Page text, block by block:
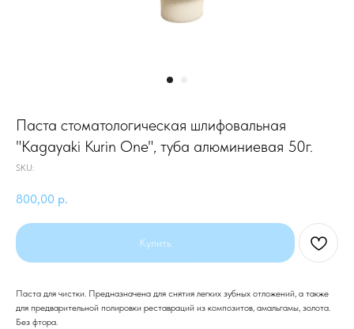
Паста стоматологическая шлифовальная
"Kagayaki Kurin One", туба алюминиевая 50г.
SKU:
800,00 р.
Купить
Паста для чистки. Предназначена для снятия легких зубных отложений, а также
для предварительной полировки реставраций из композитов, амальгамы, золота.
Без фтора.